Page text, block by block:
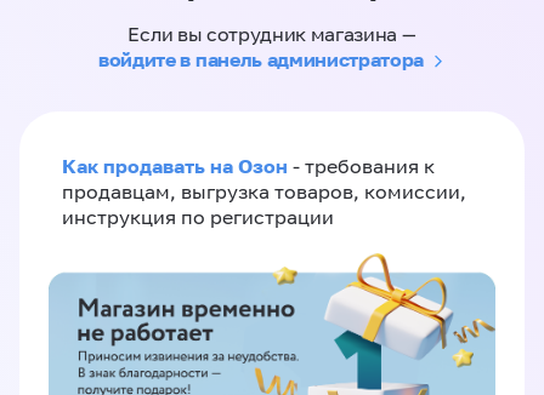
Если вы сотрудник магазина —
войдите в панель администратора
Как продавать на Озон - требования к
продавцам, выгрузка товаров, комиссии,
инструкция по регистрации